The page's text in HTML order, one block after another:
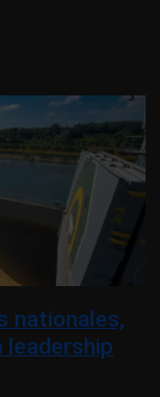
nationales,
leadership